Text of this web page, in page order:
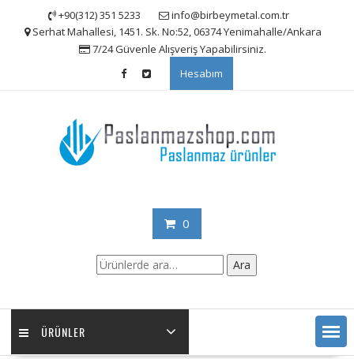
+90(312) 351 5233
info@birbeymetal.com.tr
Serhat Mahallesi, 1451. Sk. No:52, 06374 Yenimahalle/Ankara
7/24 Güvenle Alışveriş Yapabilirsiniz.
Hesabım
0
Ara: Ara
ÜRÜNLER